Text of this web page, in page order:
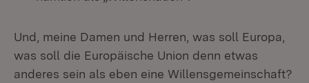
Und, meine Damen und Herren, was soll Europa,
was soll die Europäische Union denn etwas
anderes sein als eben eine Willensgemeinschaft?